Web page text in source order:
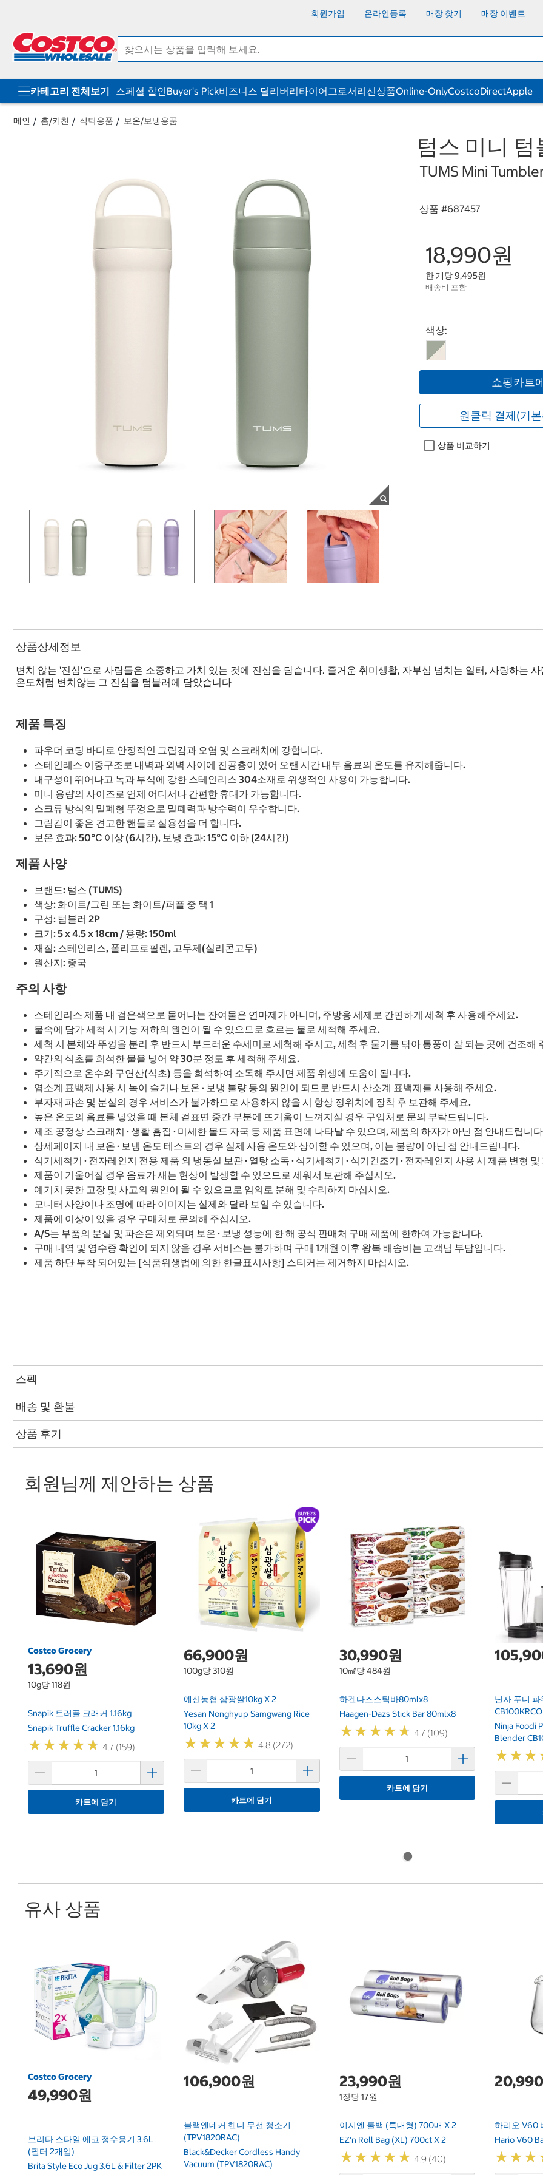
회원가입 온라인등록 매장 찾기 매장 이벤트
카테고리 전체보기 스페셜 할인Buyer's Pick비즈니스 딜리버리타이어그로서리신상품Online-OnlyCostcoDirectApple
메인 홈/키친 식탁용품 보온/보냉용품
텀스 미니
TUMS Mini
상품 #687457
18,990원
한 개당 9,495원
배송비 포함
Select product
색상:
쇼핑카트
원클릭 결제(기
상품 비교하기
상품상세정보
변치 않는 '진심'으로 사람들은 소중하고 가치 있는 것에 진심을 담습니다. 즐거운 취미생활, 자부심 넘치는 일터, 사랑하는
온도처럼 변치않는 그 진심을 텀블러에 담았습니다
제품 특징
파우더 코팅 바디로 안정적인 그립감과 오염 및 스크래치에 강합니다.
스테인레스 이중구조로 내벽과 외벽 사이에 진공층이 있어 오랜 시간 내부 음료의 온도를 유지해줍니다.
내구성이 뛰어나고 녹과 부식에 강한 스테인리스 304소재로 위생적인 사용이 가능합니다.
미니 용량의 사이즈로 언제 어디서나 간편한 휴대가 가능합니다.
스크류 방식의 밀폐형 뚜껑으로 밀폐력과 방수력이 우수합니다.
그림감이 좋은 견고한 핸들로 실용성을 더 합니다.
보온 효과: 50℃ 이상 (6시간), 보냉 효과: 15℃ 이하 (24시간)
제품 사양
브랜드: 텀스 (TUMS)
색상: 화이트/그린 또는 화이트/퍼플 중 택 1
구성: 텀블러 2P
크기: 5 x 4.5 x 18cm / 용량: 150ml
재질: 스테인리스, 폴리프로필렌, 고무제(실리콘고무)
원산지: 중국
주의 사항
스테인리스 제품 내 검은색으로 묻어나는 잔여물은 연마제가 아니며, 주방용 세제로 간편하게 세척 후 사용해주세요.
물속에 담가 세척 시 기능 저하의 원인이 될 수 있으므로 흐르는 물로 세척해 주세요.
세척 시 본체와 뚜껑을 분리 후 반드시 부드러운 수세미로 세척해 주시고, 세척 후 물기를 닦아 통풍이 잘 되는 곳에 건조해
약간의 식초를 희석한 물을 넣어 약 30분 정도 후 세척해 주세요.
주기적으로 온수와 구연산(식초) 등을 희석하여 소독해 주시면 제품 위생에 도움이 됩니다.
염소계 표백제 사용 시 녹이 슬거나 보온 · 보냉 불량 등의 원인이 되므로 반드시 산소계 표백제를 사용해 주세요.
부자재 파손 및 분실의 경우 서비스가 불가하므로 사용하지 않을 시 항상 정위치에 장착 후 보관해 주세요.
높은 온도의 음료를 넣었을 때 본체 겉표면 중간 부분에 뜨거움이 느껴지실 경우 구입처로 문의 부탁드립니다.
제조 공정상 스크래치 · 생활 흠집 · 미세한 몰드 자국 등 제품 표면에 나타날 수 있으며, 제품의 하자가 아닌 점 안내드립니
상세페이지 내 보온 · 보냉 온도 테스트의 경우 실제 사용 온도와 상이할 수 있으며, 이는 불량이 아닌 점 안내드립니다.
식기세척기 · 전자레인지 전용 제품 외 냉동실 보관 · 열탕 소독 · 식기세척기 · 식기건조기 · 전자레인지 사용 시 제품 변형
제품이 기울어질 경우 음료가 새는 현상이 발생할 수 있으므로 세워서 보관해 주십시오.
예기치 못한 고장 및 사고의 원인이 될 수 있으므로 임의로 분해 및 수리하지 마십시오.
모니터 사양이나 조명에 따라 이미지는 실제와 달라 보일 수 있습니다.
제품에 이상이 있을 경우 구매처로 문의해 주십시오.
A/S는 부품의 분실 및 파손은 제외되며 보온 · 보냉 성능에 한 해 공식 판매처 구매 제품에 한하여 가능합니다.
구매 내역 및 영수증 확인이 되지 않을 경우 서비스는 불가하며 구매 1개월 이후 왕복 배송비는 고객님 부담입니다.
제품 하단 부착 되어있는 [식품위생법에 의한 한글표시사항] 스티커는 제거하지 마십시오.
스펙
배송 및 환불
상품 후기
회원님께 제안하는 상품
Costco Grocery
13,690원
10g당 118원
Snapik 트러플 크래커 1.16kg
Snapik Truffle Cracker 1.16kg
★★★★★
★★★★★ 4.7 (159)
카트에 담기
66,900원
100g당 310원
예산농협 삼광쌀10kg X 2
Yesan Nonghyup Samgwang Rice
10kg X 2
★★★★★
★★★★★ 4.8 (272)
카트에 담기
30,990원
10㎖당 484원
하겐다즈스틱바80mlx8
Haagen-Dazs Stick Bar 80mlx8
★★★★★
★★★★★ 4.7 (109)
카트에 담기
닌자 푸디
CB100KRCO
Ninja Foodi
Blender
★★★
★★★
유사 상품
Costco Grocery
49,990원
브리타 스타일 에코 정수용기 3.6L
(필터 2개입)
Brita Style Eco Jug 3.6L & Filter 2PK
106,900원
블랙앤데커 핸디 무선 청소기
(TPV1820RAC)
Black&Decker Cordless Handy
Vacuum (TPV1820RAC)
23,990원
1장당 17원
이지엔 롤백 (특대형) 700매 X 2
EZ'n Roll Bag (XL) 700ct X 2
★★★★★
★★★★★ 4.9 (40)
하리오 V60
Hario V60
★★★
★★★